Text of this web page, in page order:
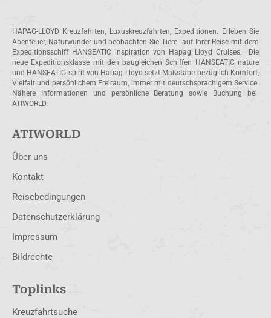
HAPAG-LLOYD Kreuzfahrten, Luxuskreuzfahrten, Expeditionen. Erleben Sie
Abenteuer, Naturwunder und beobachten Sie Tiere auf Ihrer Reise mit dem
Expeditionsschiff HANSEATIC inspiration von Hapag Lloyd Cruises. Die
neue Expeditionsklasse mit den baugleichen Schiffen HANSEATIC nature
und HANSEATIC spirit von Hapag Lloyd setzt Maßstäbe bezüglich Komfort,
Vielfalt und persönlichem Freiraum, immer mit deutschsprachigem Service.
Nähere Informationen und persönliche Beratung sowie Buchung bei
ATIWORLD.
ATIWORLD
Über uns
Kontakt
Reisebedingungen
Datenschutzerklärung
Impressum
Bildrechte
Toplinks
Kreuzfahrtsuche